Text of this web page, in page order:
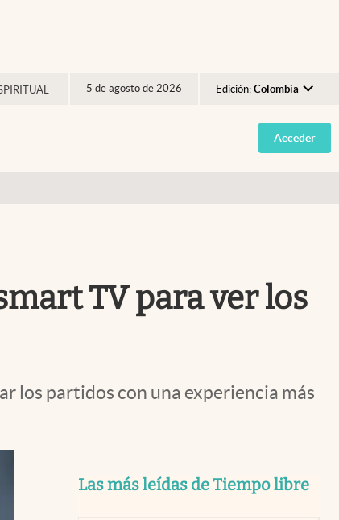
5 de agosto de 2026 Edición: Colombia
Argentina
España
Acceder
TV para ver los
los partidos con una experiencia más
Las más leídas de Tiempo libre